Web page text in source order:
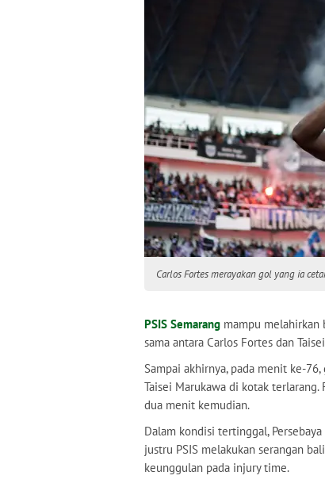
Carlos Fortes merayakan gol yang ia
PSIS Semarang mampu melahirkan
sama antara Carlos Fortes dan
Sampai akhirnya, pada menit ke-76,
Taisei Marukawa di kotak
dua menit kemudian.
Dalam kondisi tertinggal,
justru PSIS melakukan serangan
keunggulan pada injury time.